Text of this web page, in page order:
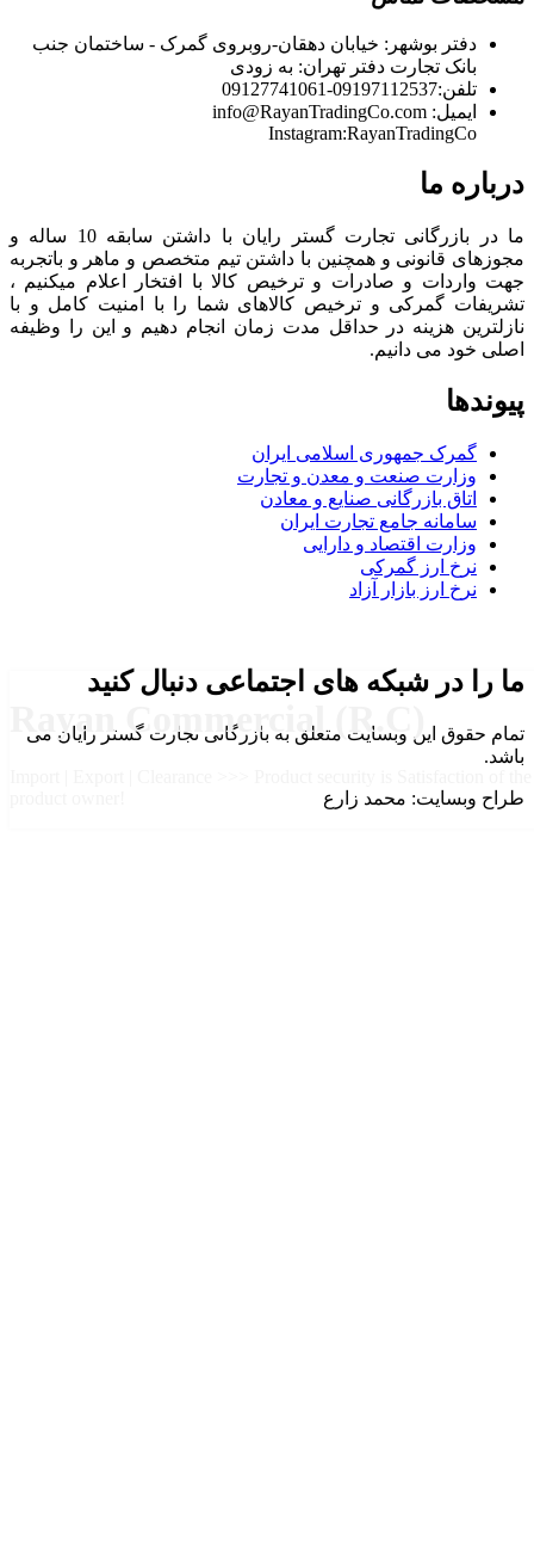
Rayan Commercial (R.C)
دفتر بوشهر: خیابان دهقان-روبروی گمرک - ساختمان جنب
بانک تجارت دفتر تهران: به زودی
تلفن:09197112537-09127741061
ایمیل: info@RayanTradingCo.com
Instagram:RayanTradingCo
درباره ما
ما در بازرگانی تجارت گستر رایان با داشتن سابقه 10 ساله و
مجوزهای قانونی و همچنین با داشتن تیم متخصص و ماهر و باتجربه
جهت واردات و صادرات و ترخیص کالا با افتخار اعلام میکنیم ،
تشریفات گمرکی و ترخیص کالاهای شما را با امنیت کامل و با
نازلترین هزینه در حداقل مدت زمان انجام دهیم و این را وظیفه
اصلی خود می دانیم.
پیوندها
گمرک جمهوری اسلامی ایران
وزارت صنعت و معدن و تجارت
اتاق بازرگانی صنایع و معادن
سامانه جامع تجارت ایران
وزارت اقتصاد و دارایی
نرخ ارز گمرکی
نرخ ارز بازار آزاد
ما را در شبکه های اجتماعی دنبال کنید
تمام حقوق این وبسایت متعلق به بازرگانی تجارت گستر رایان می
باشد.
طراح وبسایت: محمد زارع